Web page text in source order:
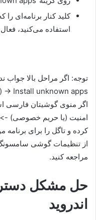
کلید کنار برنامه‌ای
استفاده می‌کنید، فعال
اگر منوی گوشیتان فارسی
امنیت (یا حریم خصوصی) ->
کرده و تاگل را برای برنامه
از تنظیمات گوشی سامسونگ
مراجعه کنید.
حل مشکل
اندروید